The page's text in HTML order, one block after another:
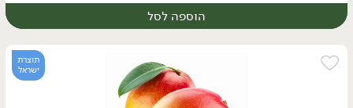
הוספה לסל
תוצרת
ישראל